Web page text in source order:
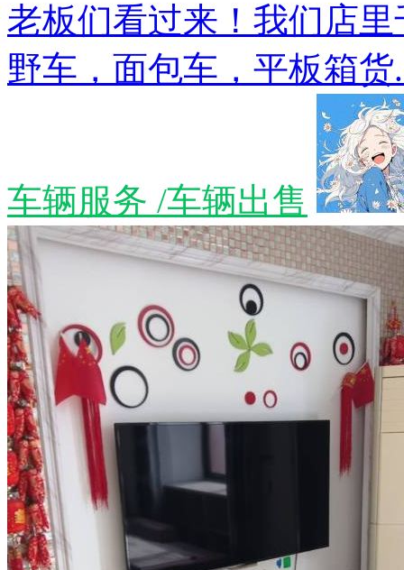
老板们看过来！我们店
野车，面包车，平板箱货
车辆服务 /车辆出售